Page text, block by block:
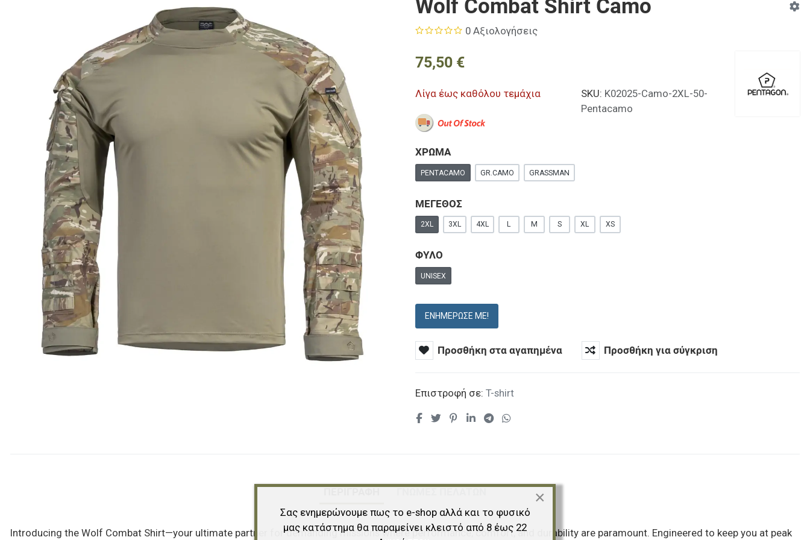
Wolf Combat Shirt Camo
0 Αξιολογήσεις
75,50 €
Λίγα έως καθόλου τεμάχια SKU: K02025-Camo-2XL-50-
Pentacamo
ΧΡΩΜΑ
PENTACAMO GR.CAMO GRASSMAN
ΜΕΓΕΘΟΣ
2XL 3XL 4XL L M S XL XS
ΦΥΛΟ
UNISEX
ΕΝΗΜΈΡΩΣΕ ΜΕ!
Προσθήκη στα αγαπημένα Προσθήκη για σύγκριση
Επιστροφή σε: T-shirt
Introducing the Wolf Combat Shirt—your ultimate partner for demanding missions where performance, comfort, and durability are paramount. Engineered to keep you at peak
×
Σας ενημερώνουμε πως το e-shop αλλά και το φυσικό
μας κατάστημα θα παραμείνει κλειστό από 8 έως 22